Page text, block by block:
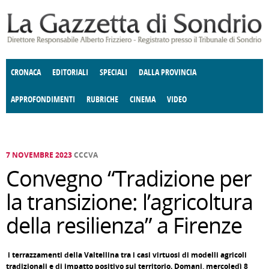
CRONACA EDITORIALI SPECIALI DALLA PROVINCIA
APPROFONDIMENTI
E SPETTACOLI POLITICA
RUBRICHE
DELLE IDEE FATTI DELLO SPIRITO
CINEMA VIDEO
7 NOVEMBRE 2023CCCVA
Convegno “Tradizione per
la transizione: l’agricoltura
della resilienza” a Firenze
i terrazzamenti della Valtellina tra i casi virtuosi di modelli agricoli
tradizionali e di impatto positivo sul territorio. Domani, mercoledì 8